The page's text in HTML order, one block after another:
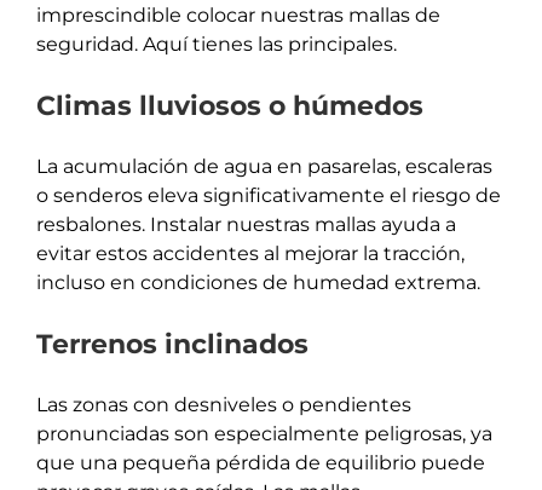
imprescindible colocar nuestras mallas de
seguridad. Aquí tienes las principales.
Climas lluviosos o húmedos
La acumulación de agua en pasarelas, escaleras
o senderos eleva significativamente el riesgo de
resbalones. Instalar nuestras mallas ayuda a
evitar estos accidentes al mejorar la tracción,
incluso en condiciones de humedad extrema.
Terrenos inclinados
Las zonas con desniveles o pendientes
pronunciadas son especialmente peligrosas, ya
que una pequeña pérdida de equilibrio puede